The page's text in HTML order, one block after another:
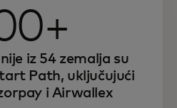
iz 54 zemalja su
Path, uključujući
i Airwallex